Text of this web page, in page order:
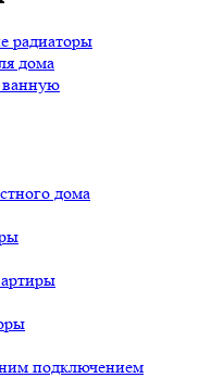
радиаторы
дома
ванную
дома
подключением